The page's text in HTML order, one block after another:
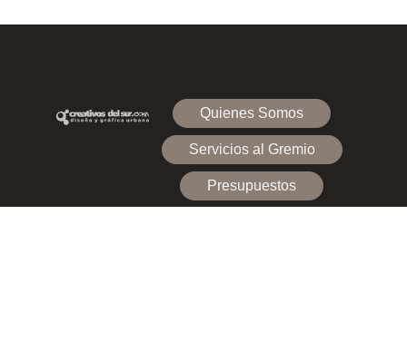
Quienes Somos
Servicios al Gremio
Presupuestos